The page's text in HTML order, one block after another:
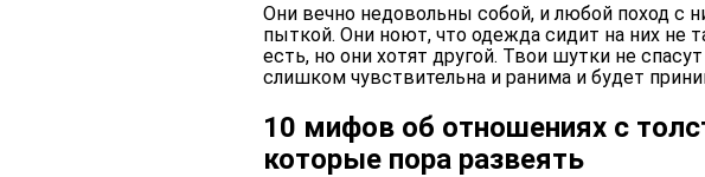
Они вечно недовольны собой, и любой поход с
пыткой. Они ноют, что одежда сидит на них не
есть, но они хотят другой. Твои шутки не
слишком чувствительна и ранима и будет
10 мифов об отношениях с
которые пора развеять